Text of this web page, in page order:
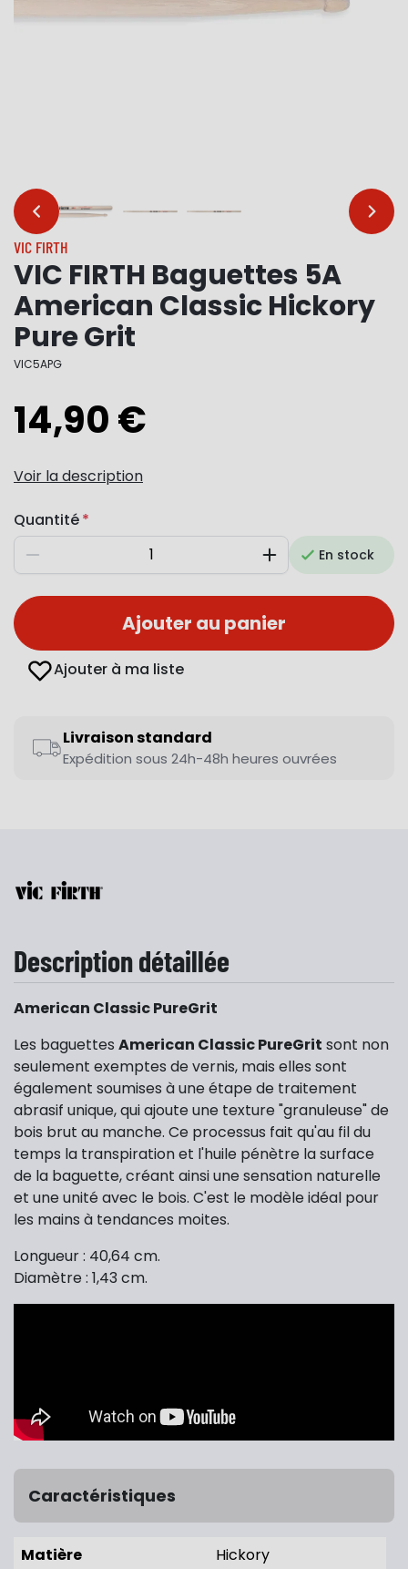
… …
VIC FIRTH
VIC FIRTH Baguettes 5A
American Classic Hickory
Pure Grit
VIC5APG
14,90 €
Voir la description
Quantité
Diminuer AugmenterEn stock
Ajouter au panier
Ajouter à ma liste
Livraison standard
Expédition sous 24h-48h heures ouvrées
Description détaillée
American Classic PureGrit
Les baguettes American Classic PureGrit sont non
seulement exemptes de vernis, mais elles sont
également soumises à une étape de traitement
abrasif unique, qui ajoute une texture "granuleuse" de
bois brut au manche. Ce processus fait qu'au fil du
temps la transpiration et l'huile pénètre la surface
de la baguette, créant ainsi une sensation naturelle
et une unité avec le bois. C'est le modèle idéal pour
les mains à tendances moites.
Longueur : 40,64 cm.
Diamètre : 1,43 cm.
Caractéristiques
Matière Hickory